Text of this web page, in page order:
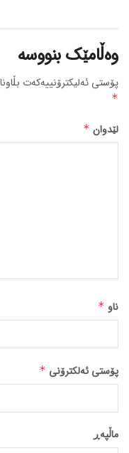
وەڵامێک بنووسە
پۆستی ئەلیکترۆنییەکەت
*
لێدوان *
ناو *
پۆستی ئەلکترۆنی *
ماڵپه‌ڕ